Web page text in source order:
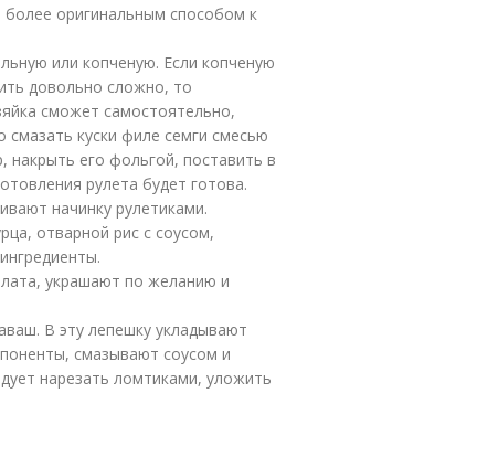
более оригинальным способом к
или копченую. Если копченую
довольно сложно, то
сможет самостоятельно,
куски филе семги смесью
накрыть его фольгой, поставить в
рулета будет готова.
начинку рулетиками.
отварной рис с соусом,
украшают по желанию и
В эту лепешку укладывают
смазывают соусом и
нарезать ломтиками, уложить